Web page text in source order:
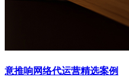
意推响网络代运营精选案例